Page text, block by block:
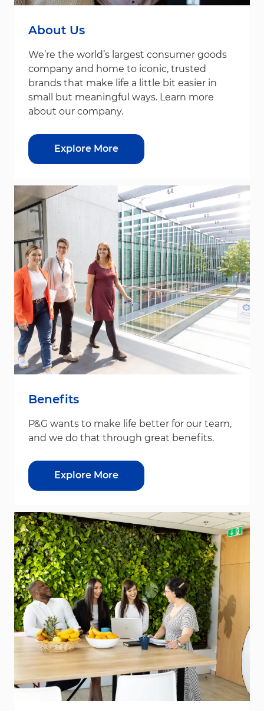
About Us
We’re the world’s largest consumer goods
company and home to iconic, trusted
brands that make life a little bit easier in
small but meaningful ways. Learn more
about our company.
Explore More
Benefits
P&G wants to make life better for our team,
and we do that through great benefits.
Explore More